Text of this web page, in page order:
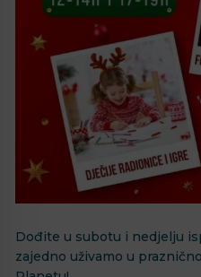
⁣⁣Dođite u subotu i nedjelju
zajedno uživamo u